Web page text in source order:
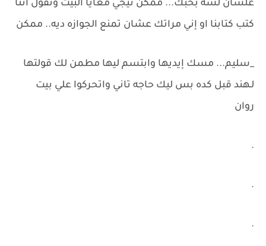
علشان لسه بحبك... ممكن تيجي معايا البيت وتقول اننا
كتب كتابنا او إني مراتك عشان تمنع الجوازه ديه.. ممكن
_سليم... مسك إيديها وابتسم ليها مطمن لك قولتها
لـهند قبل كده بس ليك حاجه تاني واتحركوا علي بيت
روان
.
.
.